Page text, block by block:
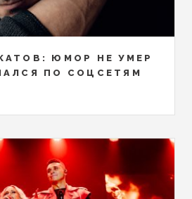
ЮМОР НЕ УМЕР
ПО СОЦСЕТЯМ